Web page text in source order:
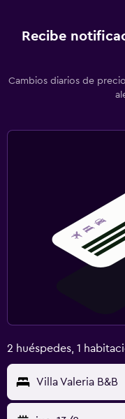
Recibe
Cambios diarios de
2 huéspedes, 1
Villa Valeria B&B